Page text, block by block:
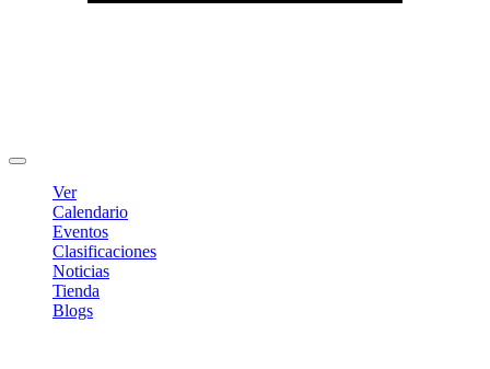
Ver
Calendario
Eventos
Clasificaciones
Noticias
Tienda
Blogs